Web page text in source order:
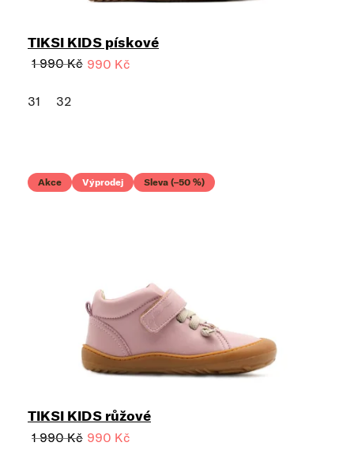
TIKSI KIDS pískové
1 990 Kč 990 Kč
31 32
Akce Výprodej Sleva (–50 %)
TIKSI KIDS růžové
1 990 Kč 990 Kč